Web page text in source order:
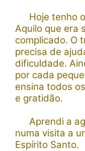
Hoje tenho
Aquilo que era
complicado. O
precisa de
dificuldade.
por cada
ensina todos
e gratidão.
Aprendi a
numa visita a
Espírito Santo.